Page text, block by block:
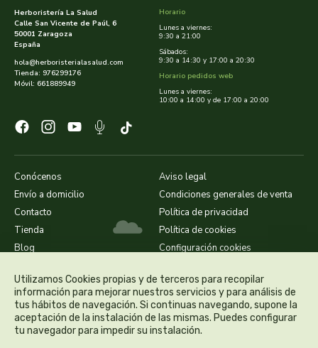
Utilizamos Cookies propias y de terceros para recopilar
información para mejorar nuestros servicios y para análisis de
tus hábitos de navegación. Si continuas navegando, supone la
aceptación de la instalación de las mismas. Puedes configurar
tu navegador para impedir su instalación.
Herboristería La Salud
Calle San Vicente de Paúl, 6
50001 Zaragoza
España
hola@herboristerialasalud.com
Tienda: 976299176
Móvil: 661889949
Conócenos
Envío a domicilio
Contacto
Tienda
Blog
Aviso legal
Condiciones generales de venta
Política de privacidad
Política de cookies
Configuración cookies
Horario
Lunes a viernes:
9:30 a 21:00
Sábados:
9:30 a 14:30 y 17:00 a 20:30
Horario pedidos web
Lunes a viernes:
10:00 a 14:00 y de 17:00 a 20:00
cooperativa del campo virgen de la esperanza
corpore sano
cosnature
derbos
designs for health